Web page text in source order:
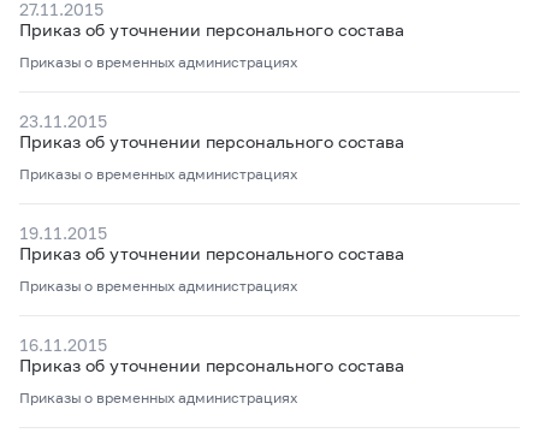
27.11.2015
Приказ об уточнении персонального состава
Приказы о временных администрациях
23.11.2015
Приказ об уточнении персонального состава
Приказы о временных администрациях
19.11.2015
Приказ об уточнении персонального состава
Приказы о временных администрациях
16.11.2015
Приказ об уточнении персонального состава
Приказы о временных администрациях